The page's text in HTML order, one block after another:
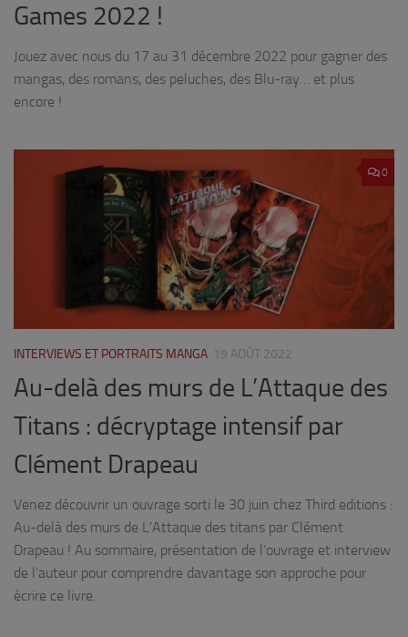
Games 2022 !
Jouez avec nous du 17 au 31 décembre 2022 pour gagner des
mangas, des romans, des peluches, des Blu-ray… et plus
encore !
0
INTERVIEWS ET PORTRAITS MANGA 19 AOÛT 2022
Au-delà des murs de L’Attaque des
Titans : décryptage intensif par
Clément Drapeau
Venez découvrir un ouvrage sorti le 30 juin chez Third editions :
Au-delà des murs de L’Attaque des titans par Clément
Drapeau ! Au sommaire, présentation de l’ouvrage et interview
de l’auteur pour comprendre davantage son approche pour
écrire ce livre.